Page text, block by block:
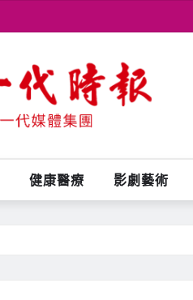
健康醫療 影劇藝術